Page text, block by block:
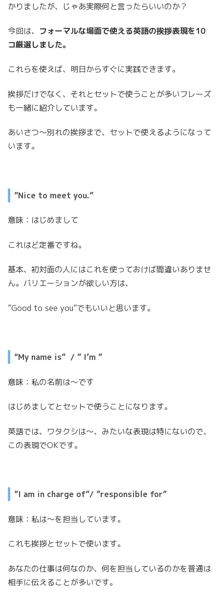
かりましたが、じゃあ実際何と言ったらいいのか？
今回は、 フォーマルな場面で使える英語の挨拶表現を10
コ厳選しました。
これらを使えば、明日からすぐに実践できます。
挨拶だけでなく、それとセットで使うことが多いフレーズ
も一緒に紹介しています。
あいさつ〜別れの挨拶まで、セットで使えるようになって
います。
”Nice to meet you.”
意味：はじめまして
これはど定番ですね。
基本、初対面の人にはこれを使っておけば間違いありませ
ん。バリエーションが欲しい方は、
”Good to see you”でもいいと思います。
“My name is” / ” I’m ”
意味：私の名前は〜です
はじめましてとセットで使うことになります。
英語では、ワタクシは〜、みたいな表現は特にないので、
この表現でOKです。
”I am in charge of”/ ”responsible for”
意味：私は〜を担当しています。
これも挨拶とセットで使います。
あなたの仕事は何なのか、何を担当しているのかを普通は
相手に伝えることが多いです。